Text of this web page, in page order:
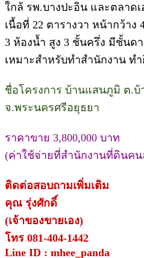
ใกล้ รพ.บางปะอิน และตลาดเ
เนื้อที่ 22 ตารางวา หน้ากว้าง
3 ห้องน้ำ สูง 3 ชั้นครึ่ง มีชั้นด
เหมาะสำหรับทำสำนักงาน ท
ชื่อโครงการ บ้านแสนภูมิ ต.บ้
จ.พระนครศรีอยุธยา
ราคาขาย 3,800,000 บาท
(ค่าใช้จ่ายที่สำนักงานที่ดินคน
ติดต่อสอบถามเพิ่มเติม
คุณ รุ่งศักดิ์
(เจ้าของขายเอง)
โทร 081-404-1442
Line ID : mhee_panda